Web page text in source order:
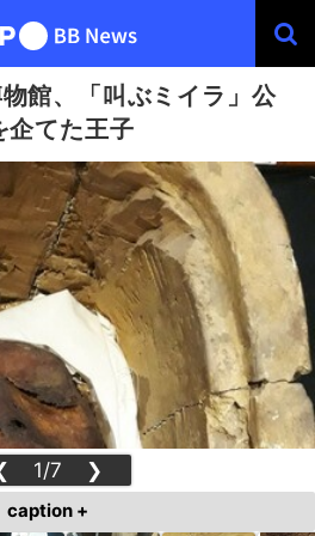
館、「叫ぶミイラ」公
企てた王子
1/7 ❯
caption +